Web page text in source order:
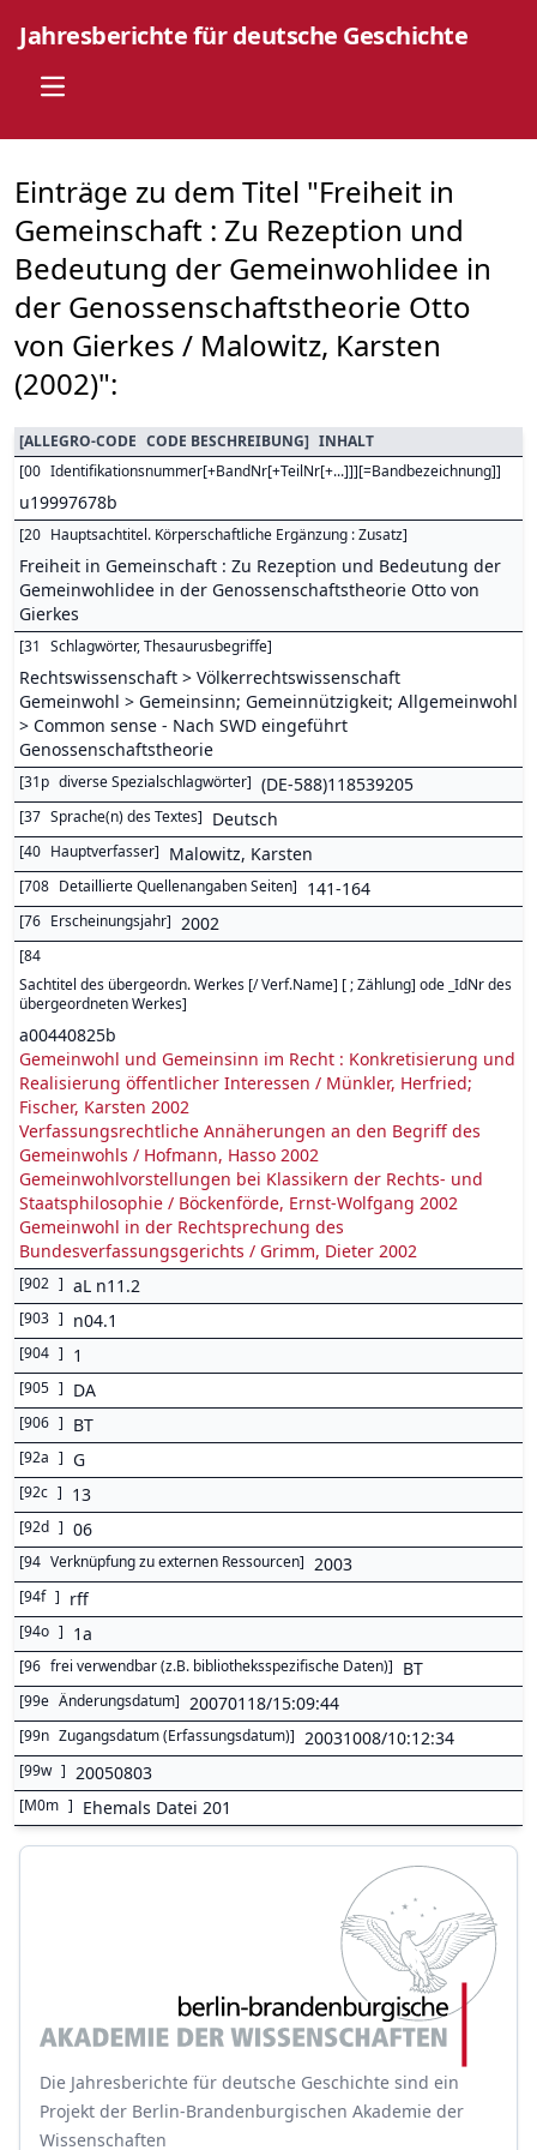
Jahresberichte für deutsche Geschichte
Open main menu
Einträge zu dem Titel "Freiheit in
Gemeinschaft : Zu Rezeption und
Bedeutung der Gemeinwohlidee in
der Genossenschaftstheorie Otto
von Gierkes / Malowitz, Karsten
(2002)":
[ALLEGRO-CODE CODE BESCHREIBUNG] INHALT
[00 Identifikationsnummer[+BandNr[+TeilNr[+...]]][=Bandbezeichnung]]
u19997678b
[20 Hauptsachtitel. Körperschaftliche Ergänzung : Zusatz]
Freiheit in Gemeinschaft : Zu Rezeption und Bedeutung der
Gemeinwohlidee in der Genossenschaftstheorie Otto von
Gierkes
[31 Schlagwörter, Thesaurusbegriffe]
Rechtswissenschaft > Völkerrechtswissenschaft
Gemeinwohl > Gemeinsinn; Gemeinnützigkeit; Allgemeinwohl
> Common sense - Nach SWD eingeführt
Genossenschaftstheorie
[31p diverse Spezialschlagwörter] (DE-588)118539205
[37 Sprache(n) des Textes] Deutsch
[40 Hauptverfasser] Malowitz, Karsten
[708 Detaillierte Quellenangaben Seiten] 141-164
[76 Erscheinungsjahr] 2002
[84
Sachtitel des übergeordn. Werkes [/ Verf.Name] [ ; Zählung] ode _IdNr des
übergeordneten Werkes]
a00440825b
Gemeinwohl und Gemeinsinn im Recht : Konkretisierung und
Realisierung öffentlicher Interessen / Münkler, Herfried;
Fischer, Karsten 2002
Verfassungsrechtliche Annäherungen an den Begriff des
Gemeinwohls / Hofmann, Hasso 2002
Gemeinwohlvorstellungen bei Klassikern der Rechts- und
Staatsphilosophie / Böckenförde, Ernst-Wolfgang 2002
Gemeinwohl in der Rechtsprechung des
Bundesverfassungsgerichts / Grimm, Dieter 2002
[902 ] aL n11.2
[903 ] n04.1
[904 ] 1
[905 ] DA
[906 ] BT
[92a ] G
[92c ] 13
[92d ] 06
[94 Verknüpfung zu externen Ressourcen] 2003
[94f ] rff
[94o ] 1a
[96 frei verwendbar (z.B. bibliotheksspezifische Daten)] BT
[99e Änderungsdatum] 20070118/15:09:44
[99n Zugangsdatum (Erfassungsdatum)] 20031008/10:12:34
[99w ] 20050803
[M0m ] Ehemals Datei 201
Die Jahresberichte für deutsche Geschichte sind ein
Projekt der Berlin-Brandenburgischen Akademie der
Wissenschaften